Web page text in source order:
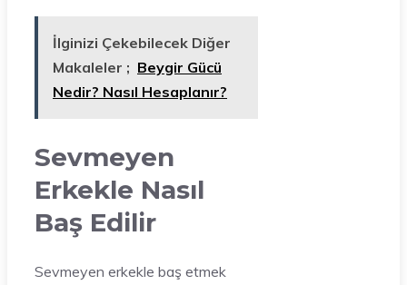
İlginizi Çekebilecek Diğer
Makaleler ; Beygir Gücü
Nedir? Nasıl Hesaplanır?
Sevmeyen
Erkekle Nasıl
Baş Edilir
Sevmeyen erkekle baş etmek